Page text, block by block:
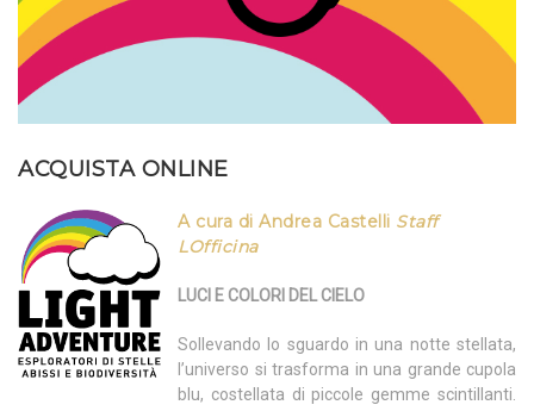
ACQUISTA ONLINE
A cura di Andrea Castelli Staff
LOfficina
LUCI E COLORI DEL CIELO
Sollevando lo sguardo in una notte stellata,
l’universo si trasforma in una grande cupola
blu, costellata di piccole gemme scintillanti.